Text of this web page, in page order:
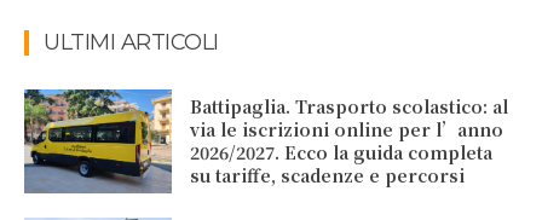
ULTIMI ARTICOLI
Battipaglia. Trasporto scolastico: al
via le iscrizioni online per l’anno
2026/2027. Ecco la guida completa
su tariffe, scadenze e percorsi